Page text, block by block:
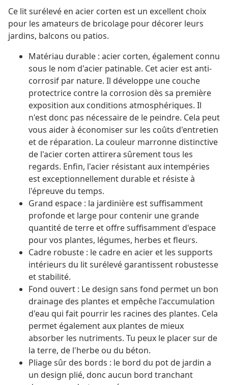
Ce lit surélevé en acier corten est un excellent choix
pour les amateurs de bricolage pour décorer leurs
jardins, balcons ou patios.
Matériau durable : acier corten, également connu
sous le nom d'acier patinable. Cet acier est anti-
corrosif par nature. Il développe une couche
protectrice contre la corrosion dès sa première
exposition aux conditions atmosphériques. Il
n'est donc pas nécessaire de le peindre. Cela peut
vous aider à économiser sur les coûts d'entretien
et de réparation. La couleur marronne distinctive
de l'acier corten attirera sûrement tous les
regards. Enfin, l'acier résistant aux intempéries
est exceptionnellement durable et résiste à
l'épreuve du temps.
Grand espace : la jardinière est suffisamment
profonde et large pour contenir une grande
quantité de terre et offre suffisamment d'espace
pour vos plantes, légumes, herbes et fleurs.
Cadre robuste : le cadre en acier et les supports
intérieurs du lit surélevé garantissent robustesse
et stabilité.
Fond ouvert : Le design sans fond permet un bon
drainage des plantes et empêche l'accumulation
d'eau qui fait pourrir les racines des plantes. Cela
permet également aux plantes de mieux
absorber les nutriments. Tu peux le placer sur de
la terre, de l'herbe ou du béton.
Pliage sûr des bords : le bord du pot de jardin a
un design plié, donc aucun bord tranchant